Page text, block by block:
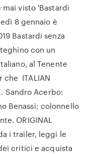
visto 'Bastardi
8 gennaio è
Bastardi senza
con un
al Tenente
che ITALIAN
Sandro Acerbo:
Benassi: colonnello
ORIGINAL
i trailer, leggi le
critici e acquista